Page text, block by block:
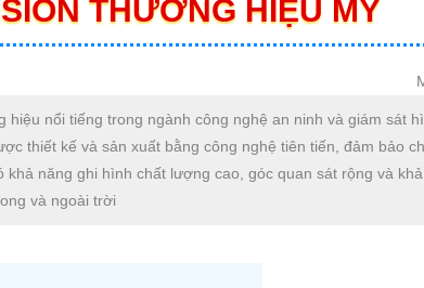
THƯƠNG HIỆU MỸ
hiệu nổi tiếng trong ngành công nghệ an ninh và giám sát
thiết kế và sản xuất bằng công nghệ tiên tiến, đảm bảo
khả năng ghi hình chất lượng cao, góc quan sát rộng và
và ngoài trời